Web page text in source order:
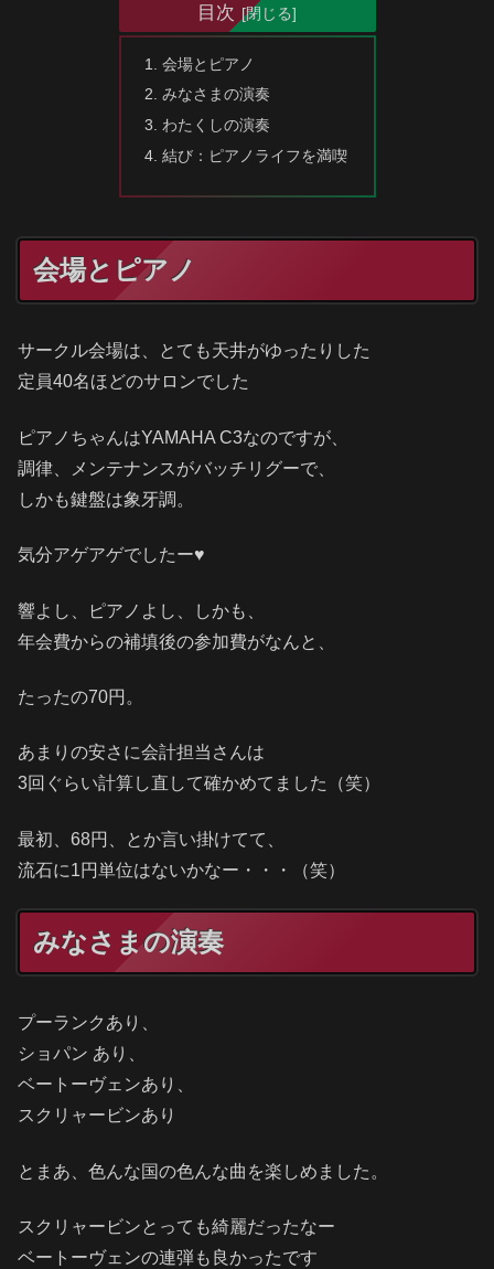
目次
会場とピアノ
みなさまの演奏
わたくしの演奏
結び：ピアノライフを満喫
会場とピアノ
サークル会場は、とても天井がゆったりした
定員40名ほどのサロンでした
ピアノちゃんはYAMAHA C3なのですが、
調律、メンテナンスがバッチリグーで、
しかも鍵盤は象牙調。
気分アゲアゲでしたー♥
響よし、ピアノよし、しかも、
年会費からの補填後の参加費がなんと、
たったの70円。
あまりの安さに会計担当さんは
3回ぐらい計算し直して確かめてました（笑）
最初、68円、とか言い掛けてて、
流石に1円単位はないかなー・・・（笑）
みなさまの演奏
プーランクあり、
ショパン あり、
ベートーヴェンあり、
スクリャービンあり
とまあ、色んな国の色んな曲を楽しめました。
スクリャービンとっても綺麗だったなー
ベートーヴェンの連弾も良かったです